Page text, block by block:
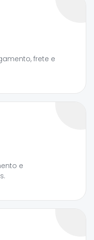
frete e
e